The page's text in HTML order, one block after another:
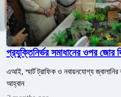
প্রযুক্তিনির্ভর সমাধানের ওপর জোর
এআই, স্মার্ট ট্রাফিক ও নবায়নযোগ্য জ্বালানির
আহ্বান